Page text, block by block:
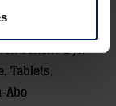
sehen? Dyn
Tablets,
Abo